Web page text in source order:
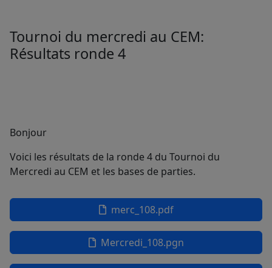
Tournoi du mercredi au CEM:
Résultats ronde 4
Bonjour
Voici les résultats de la ronde 4 du Tournoi du
Mercredi au CEM et les bases de parties.
merc_108.pdf
Mercredi_108.pgn